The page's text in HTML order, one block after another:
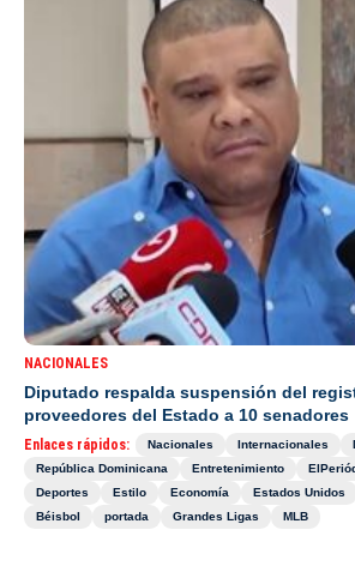
NACIONALES
Diputado respalda suspensión del
proveedores del Estado a 10 senadores
Enlaces rápidos: Nacionales Internacionales
República Dominicana
Entretenimiento
Deportes
Estilo Economía Estados Unidos
Béisbol
portada Grandes Ligas MLB